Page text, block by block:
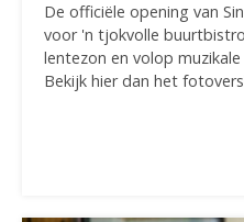
De officiële opening van
voor 'n tjokvolle
lentezon en volop
Bekijk hier dan het